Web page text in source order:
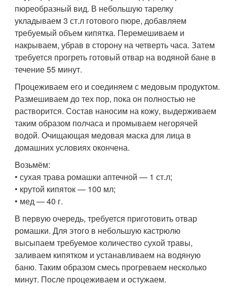
пюреобразный вид. В небольшую тарелку
укладываем 3 ст.л готового пюре, добавляем
требуемый объем кипятка. Перемешиваем и
накрываем, убрав в сторону на четверть часа. Затем
требуется прогреть готовый отвар на водяной бане в
течение 55 минут.
Процеживаем его и соединяем с медовым продуктом.
Размешиваем до тех пор, пока он полностью не
растворится. Состав наносим на кожу, выдерживаем
таким образом полчаса и промываем негорячей
водой. Очищающая медовая маска для лица в
домашних условиях окончена.
Возьмём:
• сухая трава ромашки аптечной — 1 ст.л;
• крутой кипяток — 100 мл;
• мед — 40 г.
В первую очередь, требуется приготовить отвар
ромашки. Для этого в небольшую кастрюлю
высыпаем требуемое количество сухой травы,
заливаем кипятком и устанавливаем на водяную
баню. Таким образом смесь прогреваем несколько
минут. После процеживаем и остужаем.